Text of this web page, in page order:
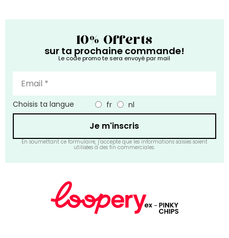
10% Offerts
sur ta prochaine commande!
Le code promo te sera envoyé par mail
Choisis ta langue fr nl
Je m'inscris
En soumettant ce formulaire, j’accepte que les informations saisies soient
utilisées à des fin commerciales.